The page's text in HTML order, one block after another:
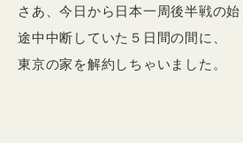
さあ、今日から日本一周後半戦の始
途中中断していた５日間の間に、
東京の家を解約しちゃいました。